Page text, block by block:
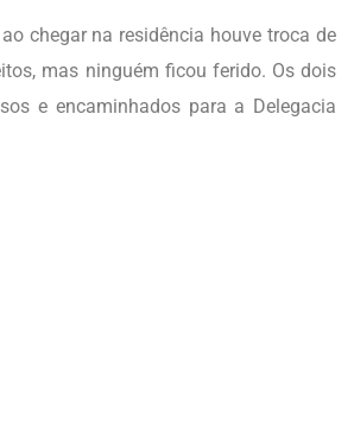
chegar na residência houve troca de
mas ninguém ficou ferido. Os dois
e encaminhados para a Delegacia